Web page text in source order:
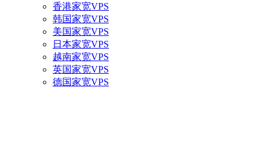
香港家宽VPS
韩国家宽VPS
美国家宽VPS
日本家宽VPS
越南家宽VPS
英国家宽VPS
德国家宽VPS